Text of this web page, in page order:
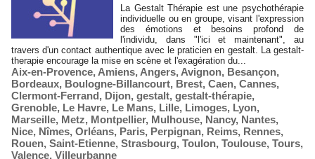
La Gestalt Thérapie est une psychothérapie
individuelle ou en groupe, visant l'expression
des émotions et besoins profond de
l'individu, dans "l'ici et maintenant", au
travers d'un contact authentique avec le praticien en gestalt. La gestalt-
therapie encourage la mise en scène et l'exagération du...
Aix-en-Provence, Amiens, Angers, Avignon, Besançon,
Bordeaux, Boulogne-Billancourt, Brest, Caen, Cannes,
Clermont-Ferrand, Dijon, gestalt, gestalt-thérapie,
Grenoble, Le Havre, Le Mans, Lille, Limoges, Lyon,
Marseille, Metz, Montpellier, Mulhouse, Nancy, Nantes,
Nice, Nîmes, Orléans, Paris, Perpignan, Reims, Rennes,
Rouen, Saint-Etienne, Strasbourg, Toulon, Toulouse, Tours,
Valence, Villeurbanne